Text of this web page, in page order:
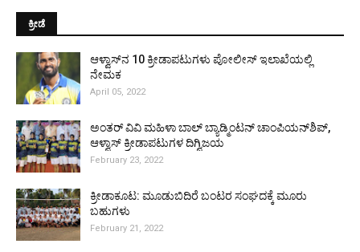
ಕ್ರೀಡೆ
ಆಳ್ವಾಸ್‌ನ 10 ಕ್ರೀಡಾಪಟುಗಳು ಪೋಲೀಸ್ ಇಲಾಖೆಯಲ್ಲಿ
ನೇಮಕ
April 05, 2022
ಅಂತರ್ ವಿವಿ ಮಹಿಳಾ ಬಾಲ್ ಬ್ಯಾಡ್ಮಿಂಟನ್ ಚಾಂಪಿಯನ್‌ಶಿಪ್,
ಆಳ್ವಾಸ್ ಕ್ರೀಡಾಪಟುಗಳ ದಿಗ್ವಿಜಯ
February 23, 2022
ಕ್ರೀಡಾಕೂಟ: ಮೂಡುಬಿದಿರೆ ಬಂಟರ ಸಂಘದಕ್ಕೆ ಮೂರು
ಬಹುಗಳು
February 21, 2022